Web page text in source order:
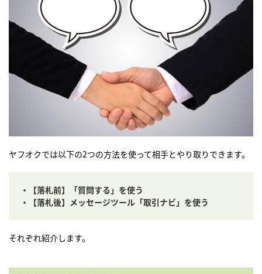
ヤフオクでは以下の2つの方法を使って相手とやり取りできます。
・
【落札前】「質問する」を使う
・【落札後】メッセージツール「取引ナビ」を使う
それぞれ紹介します。